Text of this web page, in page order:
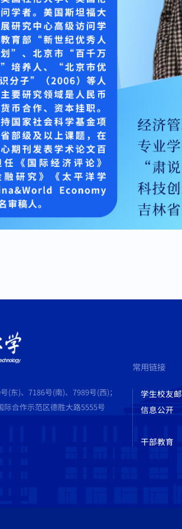
(东)、7186号(南)、7989号(西)；
作示范区德胜大路5555号
常用链接
学生校友
信息公开
干部教育